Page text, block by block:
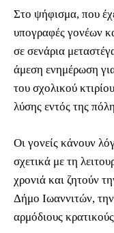
Στο ψήφισμα, που
υπογραφές γονέων
σε σενάρια
άμεση ενημέρωση
του σχολικού
λύσης εντός της
Οι γονείς κάνουν
σχετικά με τη
χρονιά και ζητούν
Δήμο Ιωαννιτών,
αρμόδιους